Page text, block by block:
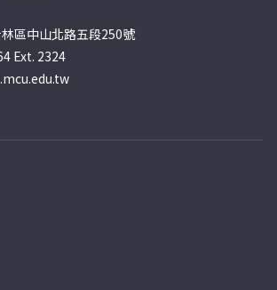
區中山北路五段250號
Ext. 2324